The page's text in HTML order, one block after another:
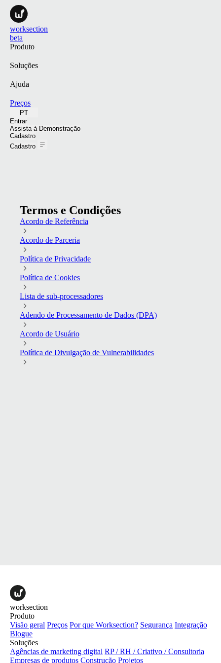
worksection
beta
Produto
Soluções
Ajuda
Preços
PT
Entrar
Assista à Demonstração
Cadastro
Cadastro
Termos e Condições
Acordo de Referência
Acordo de Parceria
Política de Privacidade
Política de Cookies
Lista de sub-processadores
Adendo de Processamento de Dados (DPA)
Acordo de Usuário
Política de Divulgação de Vulnerabilidades
worksection
Produto
Visão geral Preços Por que Worksection? Segurança Integração
Blogue
Soluções
Agências de marketing digital RP / RH / Criativo / Consultoria
Empresas de produtos Construção Projetos